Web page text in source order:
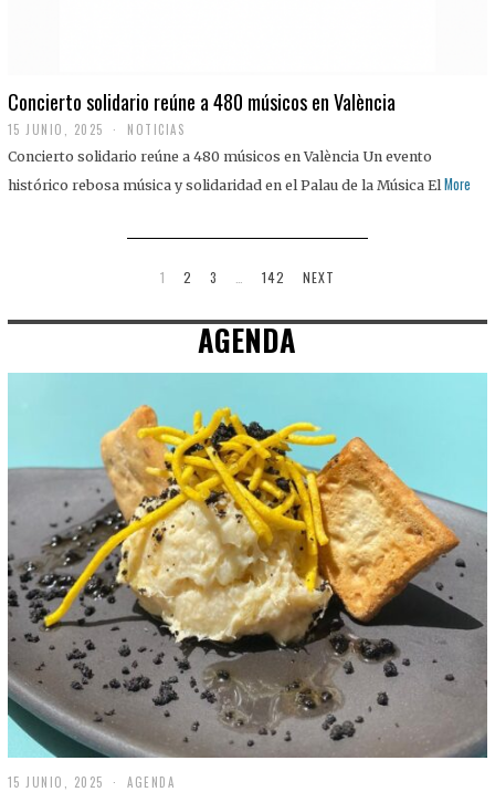
Concierto solidario reúne a 480 músicos en València
15 JUNIO, 2025 NOTICIAS
Concierto solidario reúne a 480 músicos en València Un evento
histórico rebosa música y solidaridad en el Palau de la Música El More
1 2 3 142 NEXT
AGENDA
15 JUNIO, 2025 AGENDA